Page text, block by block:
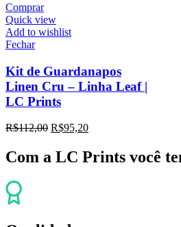
Comprar
Quick view
Add to wishlist
Fechar
Kit de Guardanapos
Linen Cru – Linha Leaf |
LC Prints
R$112,00 R$95,20
Com a LC Prints você